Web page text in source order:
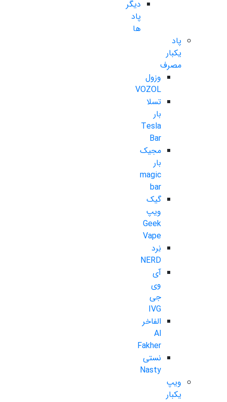
دیگر
پاد
ها
پاد
یکبار
مصرف
وزول
VOZOL
تسلا
بار
Tesla
Bar
مجیک
بار
magic
bar
گیک
ویپ
Geek
Vape
نِرد
NERD
آی
وی
جی
IVG
الفاخر
Al
Fakher
نستی
Nasty
ویپ
یکبار